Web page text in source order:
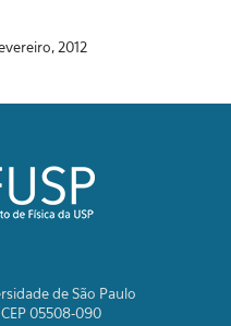
2012
de São Paulo
05508-090